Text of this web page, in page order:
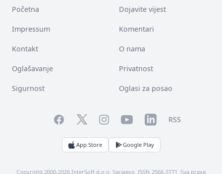
Početna Dojavite vijest
Impressum Komentari
Kontakt O nama
Oglašavanje Privatnost
Sigurnost Oglasi za posao
FacebookTwitterInstagramYouTubeLinkedInRSS
App Store Google Play
Copyright 2000-2026 InterSoft d.o.o. Sarajevo. ISSN 2566-3771. Sva prava